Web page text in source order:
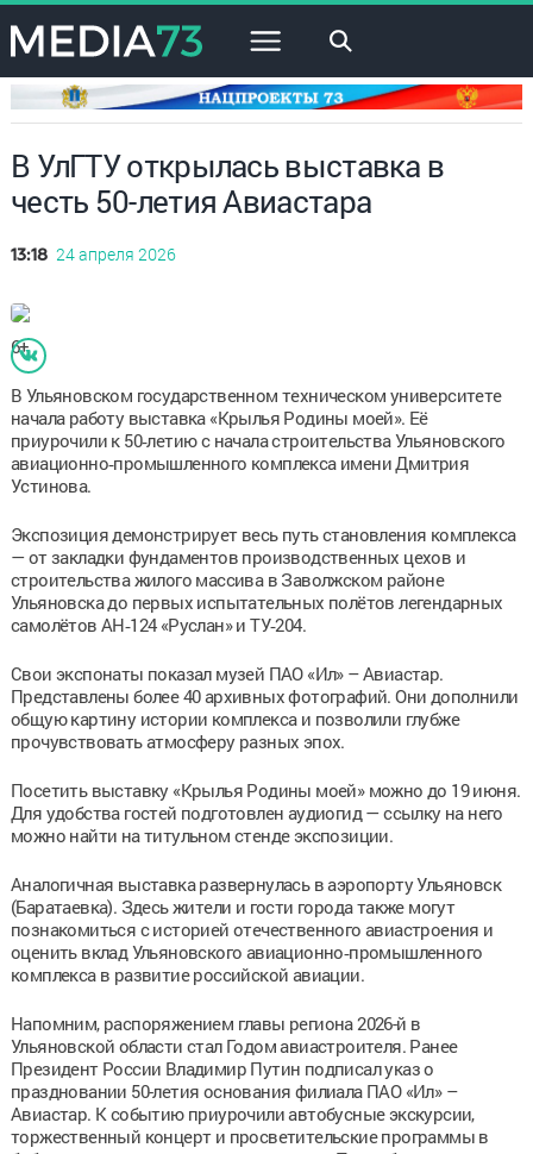
×
В УлГТУ открылась выставка в
честь 50-летия Авиастара
13:18 24 апреля 2026
6+
В Ульяновском государственном техническом университете
начала работу выставка «Крылья Родины моей». Её
приурочили к 50‑летию с начала строительства Ульяновского
авиационно‑промышленного комплекса имени Дмитрия
Устинова.
Экспозиция демонстрирует весь путь становления комплекса
— от закладки фундаментов производственных цехов и
строительства жилого массива в Заволжском районе
Ульяновска до первых испытательных полётов легендарных
самолётов АН‑124 «Руслан» и ТУ‑204.
Свои экспонаты показал музей ПАО «Ил» – Авиастар.
Представлены более 40 архивных фотографий. Они дополнили
общую картину истории комплекса и позволили глубже
прочувствовать атмосферу разных эпох.
Посетить выставку «Крылья Родины моей» можно до 19 июня.
Для удобства гостей подготовлен аудиогид — ссылку на него
можно найти на титульном стенде экспозиции.
Аналогичная выставка развернулась в аэропорту Ульяновск
(Баратаевка). Здесь жители и гости города также могут
познакомиться с историей отечественного авиастроения и
оценить вклад Ульяновского авиационно‑промышленного
комплекса в развитие российской авиации.
Напомним, распоряжением главы региона 2026-й в
Ульяновской области стал Годом авиастроителя. Ранее
Президент России Владимир Путин подписал указ о
праздновании 50-летия основания филиала ПАО «Ил» –
Авиастар. К событию приурочили автобусные экскурсии,
торжественный концерт и просветительские программы в